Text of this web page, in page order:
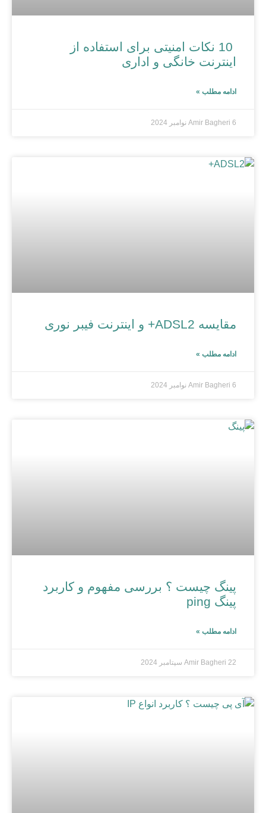
10 نکات امنیتی برای استفاده از
اینترنت خانگی و اداری
ادامه مطلب »
Amir Bagheri 6 نوامبر 2024
مقایسه ADSL2+ و اینترنت فیبر نوری
ادامه مطلب »
Amir Bagheri 6 نوامبر 2024
پینگ چیست ؟ بررسی مفهوم و کاربرد
پینگ ping
ادامه مطلب »
Amir Bagheri 22 سپتامبر 2024